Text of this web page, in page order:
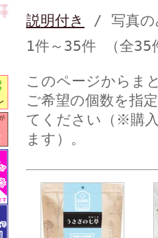
説明付き
/ 写真の
1件～35件 （全35
このページからま
ご希望の個数を指
てください（※購
ます）。